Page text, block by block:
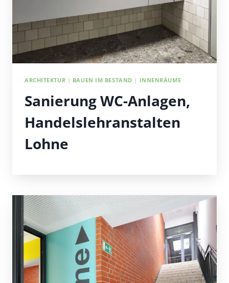
ARCHITEKTUR | BAUEN IM BESTAND | INNENRÄUME
Sanierung WC-Anlagen,
Handelslehranstalten
Lohne